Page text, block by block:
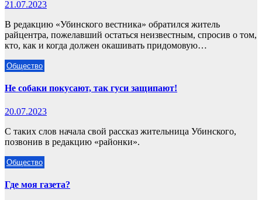
21.07.2023
В редакцию «Убинского вестника» обратился житель
райцентра, пожелавший остаться неизвестным, спросив о том,
кто, как и когда должен окашивать придомовую…
Общество
Не собаки покусают, так гуси защипают!
20.07.2023
С таких слов начала свой рассказ жительница Убинского,
позвонив в редакцию «районки».
Общество
Где моя газета?